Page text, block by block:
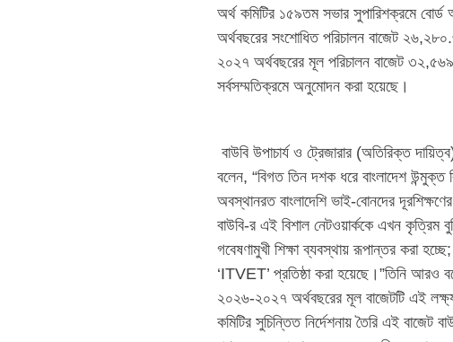
অর্থ কমিটির ১৫৯তম সভার সুপারিশক্রমে
অর্থবছরের সংশোধিত পরিচালন বাজেট
২০২৭ অর্থবছরের মূল পরিচালন বাজেট
সর্বসম্মতিক্রমে অনুমোদন করা হয়েছে।
বাউবি উপাচার্য ও ট্রেজারার (অতিরিক্ত
বলেন, “বিগত তিন দশক ধরে বাংলাদেশ উন্মুক্ত
অবস্থানরত বাংলাদেশি ভাই-বোনদের
বাউবি-র এই বিশাল নেটওয়ার্ককে এখন
গবেষণামুখী শিক্ষা ব্যবস্থায় রূপান্তর করা হচ্ছে;
‘ITVET’ প্রতিষ্ঠা করা হয়েছে।”তিনি আরও
২০২৬-২০২৭ অর্থবছরের মূল বাজেটটি এই
কমিটির সুচিন্তিত নির্দেশনায় তৈরি এই